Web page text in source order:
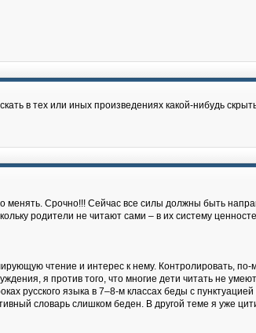
в тех или иных произведениях какой-нибудь
Срочно!!! Сейчас все силы должны быть
родители не читают сами – в их систему
чтение и интерес к нему. Контролировать,
я против того, что многие дети читать не
русского языка в 7–8-м классах беды с
словарь слишком беден. В другой теме я уже